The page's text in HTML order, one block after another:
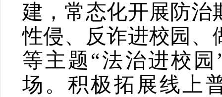
建，常态化开展防治
性侵、反诈进校园、
等主题“法治进校园
场。积极拓展线上